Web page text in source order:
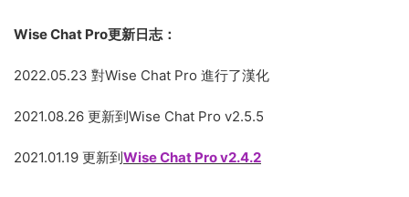
Wise Chat Pro更新日志：
2022.05.23 對Wise Chat Pro 進行了漢化
2021.08.26 更新到Wise Chat Pro v2.5.5
2021.01.19 更新到Wise Chat Pro v2.4.2